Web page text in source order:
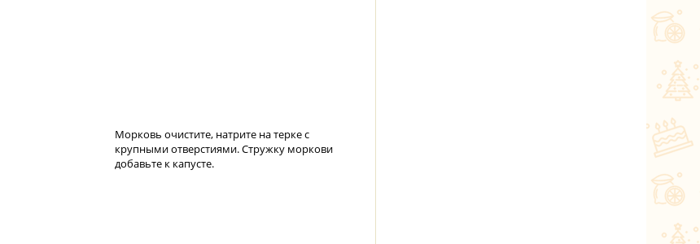
Морковь очистите, натрите на терке с
крупными отверстиями. Стружку моркови
добавьте к капусте.